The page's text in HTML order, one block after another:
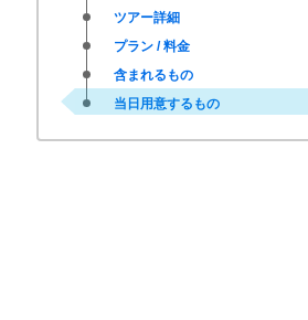
ツアー詳細
プラン / 料金
含まれるもの
当日用意するもの